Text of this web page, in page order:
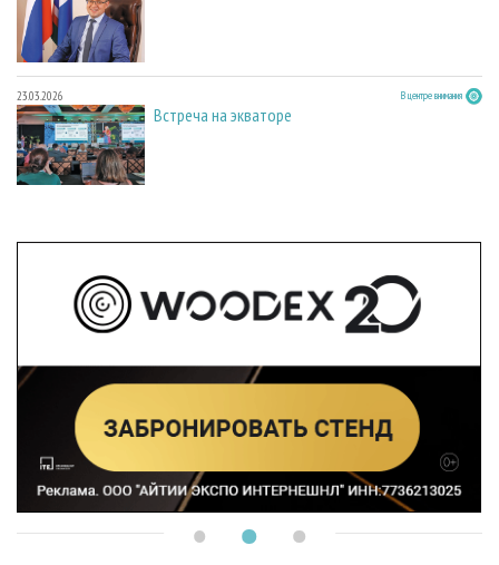
23.03.2026 В центре внимания
Встреча на экваторе